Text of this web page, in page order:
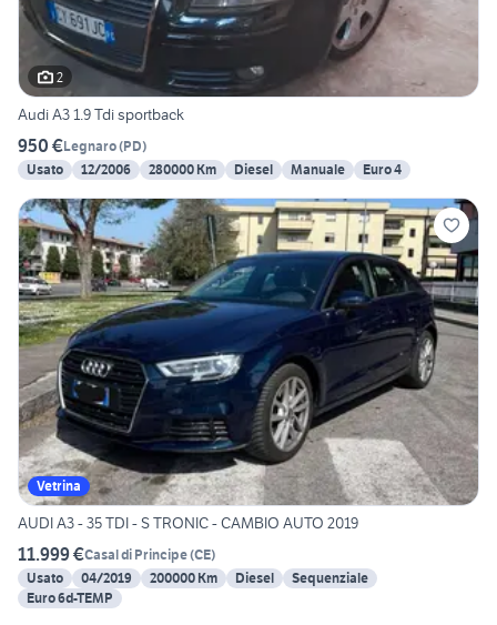
2
Audi A3 1.9 Tdi sportback
950 €Legnaro(PD)
Usato
12/2006 280000 Km Diesel Manuale Euro 4
Vetrina
AUDI A3 - 35 TDI - S TRONIC - CAMBIO AUTO 2019
11.999 €Casal di Principe(CE)
Usato
04/2019 200000 Km Diesel
Sequenziale
Euro 6d-TEMP